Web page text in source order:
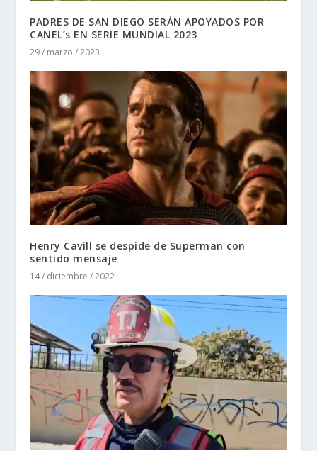
PADRES DE SAN DIEGO SERÁN APOYADOS POR
CANEL’s EN SERIE MUNDIAL 2023
29 / marzo / 2023
Henry Cavill se despide de Superman con
sentido mensaje
14 / diciembre / 2022